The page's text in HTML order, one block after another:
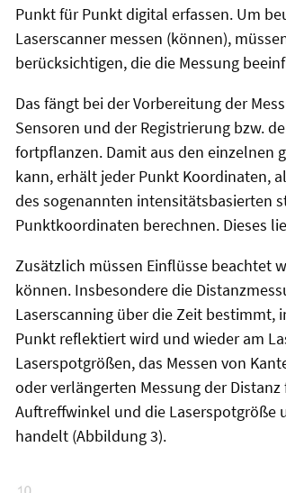
Punkt für Punkt digital erfassen. Um
Laserscanner messen (können),
berücksichtigen, die die Messung
Das fängt bei der Vorbereitung der
Sensoren und der Registrierung bzw.
fortpflanzen. Damit aus den einzelnen
kann, erhält jeder Punkt Koordinaten,
des sogenannten intensitätsbasierten
Punktkoordinaten berechnen. Dieses
Zusätzlich müssen Einflüsse beachtet
können. Insbesondere die
Laserscanning über die Zeit bestimmt,
Punkt reflektiert wird und wieder am
Laserspotgrößen, das Messen von
oder verlängerten Messung der
Auftreffwinkel und die Laserspotgröße
handelt (Abbildung 3).